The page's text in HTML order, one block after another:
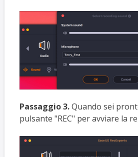
Passaggio 3.Quando sei
pulsante "REC" per avviare la